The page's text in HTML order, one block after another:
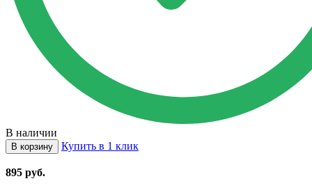
В наличии
В корзину Купить в 1 клик
895 руб.